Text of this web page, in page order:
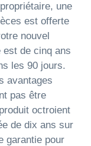
une
est offerte
nouvel
est de cinq ans
les 90 jours.
avantages
pas être
octroient
de dix ans sur
garantie pour